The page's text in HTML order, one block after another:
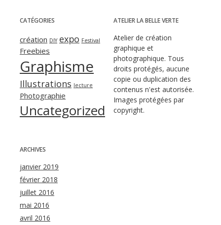
CATÉGORIES
création DIY expo Festival
Freebies
Graphisme
Illustrations lecture
Photographie
Uncategorized
ATELIER LA BELLE VERTE
Atelier de création
graphique et
photographique. Tous
droits protégés, aucune
copie ou duplication des
contenus n'est autorisée.
Images protégées par
copyright.
ARCHIVES
janvier 2019
février 2018
juillet 2016
mai 2016
avril 2016